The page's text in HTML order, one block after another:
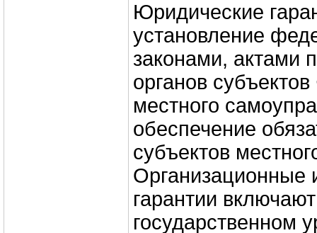
Юридические
установление
законами, актами
органов
местного
обеспечение
субъектов
Организационные
гарантии
государственном